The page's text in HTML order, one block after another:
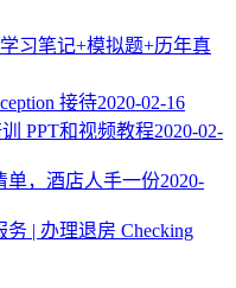
习笔记+模拟题+历年真
接待2020-02-16
PPT和视频教程2020-02-
单，酒店人手一份2020-
| 办理退房 Checking